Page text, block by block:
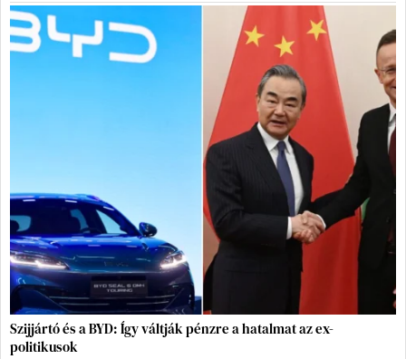
Szijjártó és a BYD: Így váltják pénzre a hatalmat az ex-
politikusok